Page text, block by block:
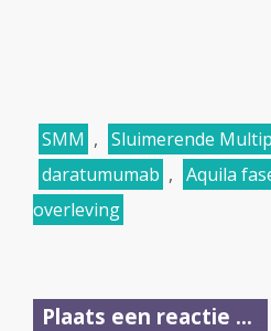
SMM , Sluimerende
daratumumab , Aquila
overleving
Plaats een reactie ...